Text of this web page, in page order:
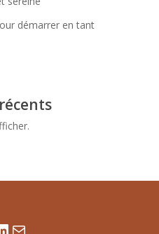
démarrer en tant
LinkedIn